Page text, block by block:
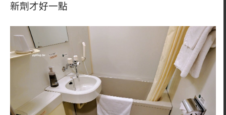
新劑才好一點